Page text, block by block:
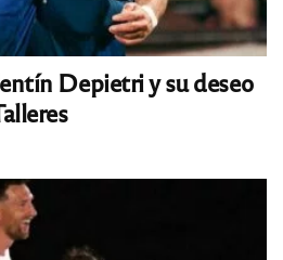
Depietri y su deseo